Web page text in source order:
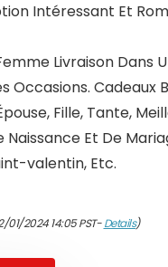
Intéressant Et
Livraison Dans
Occasions. Cadeaux
Fille, Tante,
Naissance Et De
valentin, Etc.
01/2024 14:05 PST-Details)